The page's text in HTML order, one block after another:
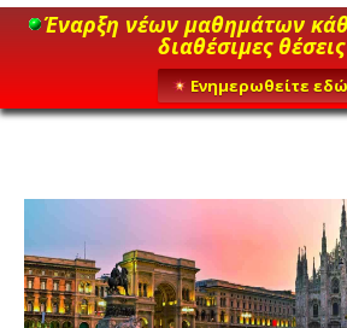
Έναρξη νέων μαθημάτων
διαθέσιμες
Ενημερωθείτε